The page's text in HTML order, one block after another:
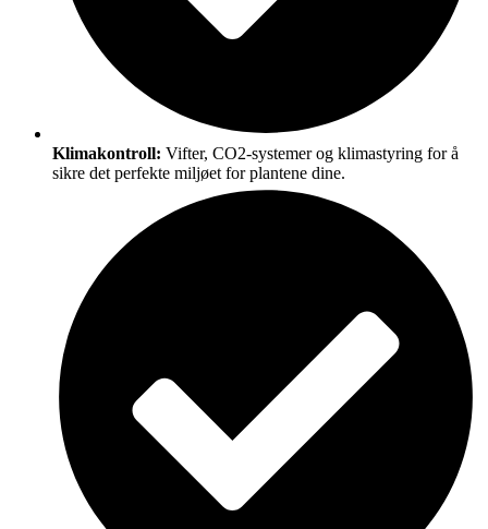
Klimakontroll: Vifter, CO2-systemer og klimastyring for å
sikre det perfekte miljøet for plantene dine.